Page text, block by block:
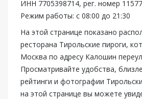
ИНН 7705398714, рег. номер
Режим работы: с 08:00 до 21:30
На этой странице показано
ресторана Тирольские пироги,
Москва по адресу Калошин
Просматривайте удобства,
рейтинги и фотографии
на этой странице вы можете